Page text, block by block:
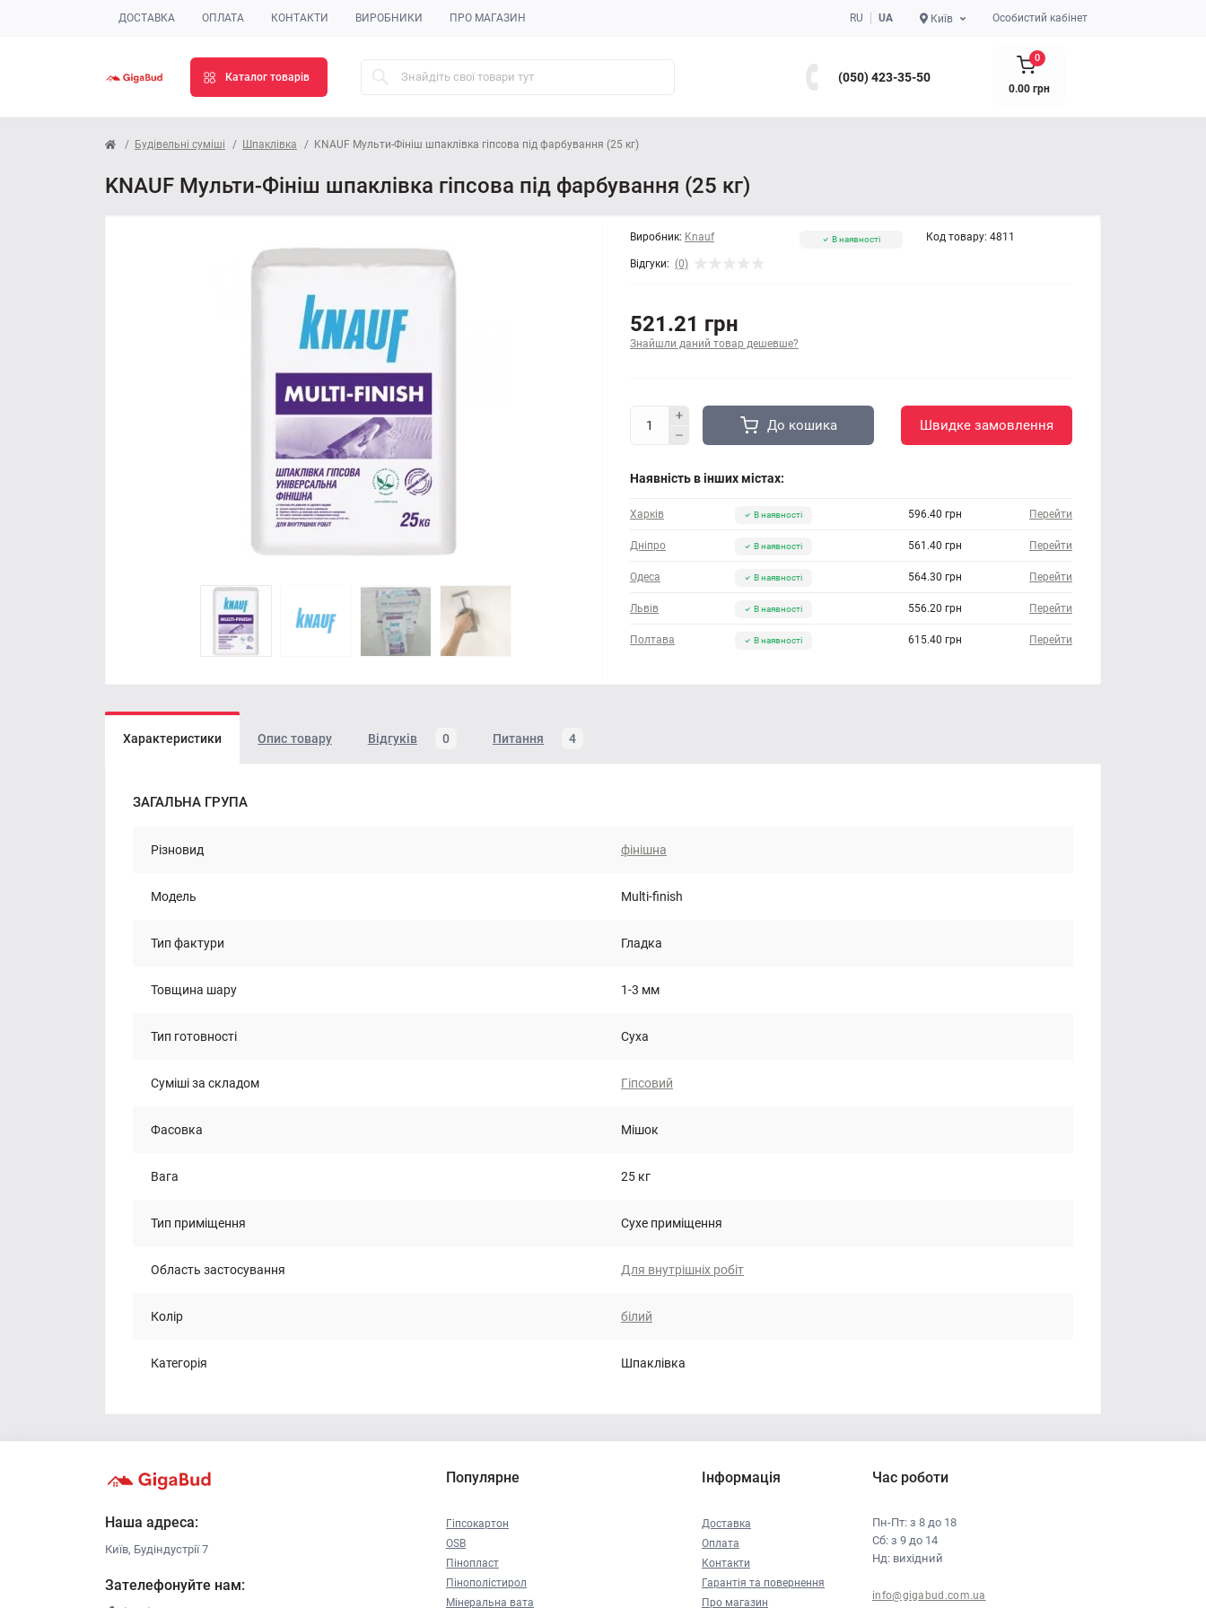
ДОСТАВКА ОПЛАТА КОНТАКТИ ВИРОБНИКИ ПРО МАГАЗИН RU UA Київ Особистий кабінет
Каталог товарів (050) 423-35-50
0
0.00 грн
Будівельні суміші Шпаклівка KNAUF Мульти-Фініш шпаклівка гіпсова під фарбування (25 кг)
KNAUF Мульти-Фініш шпаклівка гіпсова під фарбування (25 кг)
Виробник: Knauf Код товару: 4811
Відгуки: (0)
В наявності
521.21 грн
Знайшли даний товар дешевше?
До кошика Швидке замовлення
Наявність в інших містах:
Харків В наявності 596.40 грн Перейти
Дніпро В наявності 561.40 грн Перейти
Одеса В наявності 564.30 грн Перейти
Львів В наявності 556.20 грн Перейти
Полтава В наявності 615.40 грн Перейти
Характеристики Опис товару Відгуків 0 Питання 4
ЗАГАЛЬНА ГРУПА
Різновид фінішна
Модель Multi-finish
Тип фактури Гладка
Товщина шару 1-3 мм
Тип готовності Суха
Суміші за складом Гіпсовий
Фасовка Мішок
Вага 25 кг
Тип приміщення Сухе приміщення
Область застосування Для внутрішніх робіт
Колір білий
Категорія Шпаклівка
Наша адреса:
Київ, Будіндустрії 7
Зателефонуйте нам:
Популярне
Гіпсокартон
OSB
Пінопласт
Пінополістирол
Мінеральна вата
Інформація
Доставка
Оплата
Контакти
Гарантія та повернення
Про магазин
Час роботи
Пн-Пт: з 8 до 18
Сб: з 9 до 14
Нд: вихідний
info@gigabud.com.ua